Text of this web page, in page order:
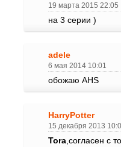
19 марта 2015 22:05
на 3 серии )
adele
6 мая 2014 10:01
обожаю AHS
HarryPotter
15 декабря 2013
Tora ,согласен с